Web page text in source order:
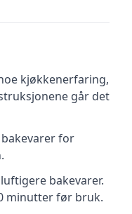
kjøkkenerfaring,
går det
for
bakevarer.
minutter før bruk.